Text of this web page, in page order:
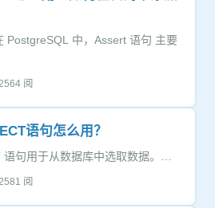
64 阅
语句怎么用？
句用于从数据库中选取数据。…
81 阅